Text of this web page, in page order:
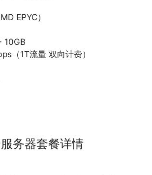
EPYC）
10GB
（1T流量 双向计费）
务器套餐详情